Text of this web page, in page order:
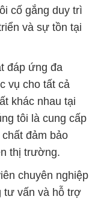
cố gắng duy trì
và sự tồn tại
đáp ứng đa
vụ cho tất cả
khác nhau tại
tôi là cung cấp
đảm bảo
thị trường.
chuyên nghiệp
tư vấn và hỗ trợ